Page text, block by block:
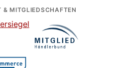
& MITGLIEDSCHAFTEN